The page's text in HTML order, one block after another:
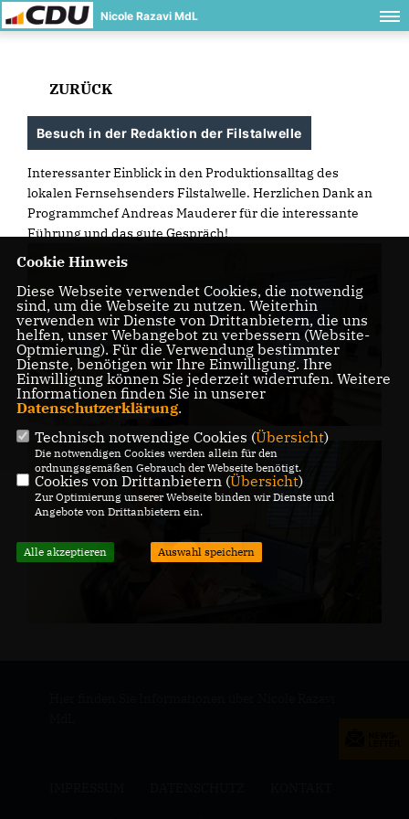
Nicole Razavi MdL
ZURÜCK
Besuch in der Redaktion der Filstalwelle
Interessanter Einblick in den Produktionsalltag des
lokalen Fernsehsenders Filstalwelle. Herzlichen Dank an
Programmchef Andreas Mauderer für die interessante
Führung und das gute Gespräch!
Cookie Hinweis
Diese Webseite verwendet Cookies, die notwendig
sind, um die Webseite zu nutzen. Weiterhin
verwenden wir Dienste von Drittanbietern, die uns
helfen, unser Webangebot zu verbessern (Website-
Optmierung). Für die Verwendung bestimmter
Dienste, benötigen wir Ihre Einwilligung. Ihre
Einwilligung können Sie jederzeit widerrufen. Weitere
Informationen finden Sie in unserer
Datenschutzerklärung.
Technisch notwendige Cookies (Übersicht)
Die notwendigen Cookies werden allein für den
ordnungsgemäßen Gebrauch der Webseite benötigt.
Cookies von Drittanbietern (Übersicht)
Zur Optimierung unserer Webseite binden wir Dienste und
Angebote von Drittanbietern ein.
Alle akzeptieren Auswahl speichern